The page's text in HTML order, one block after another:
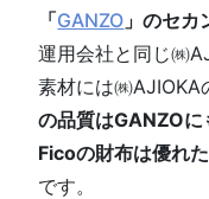
「GANZO 」のセカ
運用会社と同じ㈱
素材には㈱AJIOKA
の品質はGANZOに
Ficoの財布は優れ
です。